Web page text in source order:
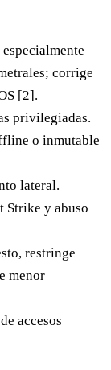
corrige
[2].
privilegiadas.
o inmutable
lateral.
Strike y abuso
restringe
menor
accesos